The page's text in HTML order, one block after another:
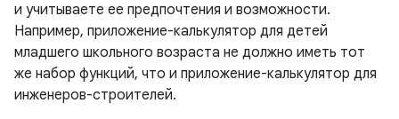
и учитываете ее предпочтения и возможности.
Например, приложение-калькулятор для детей
младшего школьного возраста не должно иметь тот
же набор функций, что и приложение-калькулятор для
инженеров-строителей.